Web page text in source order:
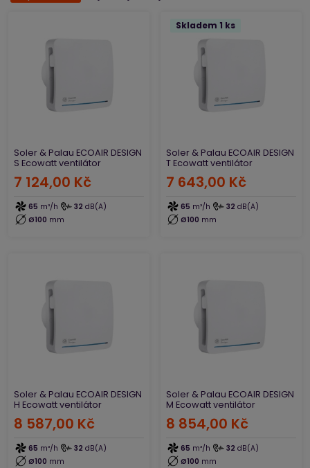
Soler & Palau ECOAIR DESIGN
S Ecowatt ventilátor
7 124,00 Kč
65 m³/h 32 dB(A)
Ø100 mm
Skladem 1 ks
Soler & Palau ECOAIR DESIGN
T Ecowatt ventilátor
7 643,00 Kč
65 m³/h 32 dB(A)
Ø100 mm
Soler & Palau ECOAIR DESIGN
H Ecowatt ventilátor
8 587,00 Kč
65 m³/h 32 dB(A)
Ø100 mm
Soler & Palau ECOAIR DESIGN
M Ecowatt ventilátor
8 854,00 Kč
65 m³/h 32 dB(A)
Ø100 mm